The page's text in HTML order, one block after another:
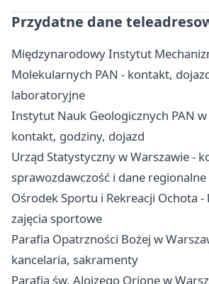
Przydatne dane
Międzynarodowy Instytut
Molekularnych PAN - kontakt,
laboratoryjne
Instytut Nauk Geologicznych PAN
kontakt, godziny, dojazd
Urząd Statystyczny w Warszawie -
sprawozdawczość i dane regionalne
Ośrodek Sportu i Rekreacji Ochota
zajęcia sportowe
Parafia Opatrzności Bożej w
kancelaria, sakramenty
Parafia św. Alojzego Orione w